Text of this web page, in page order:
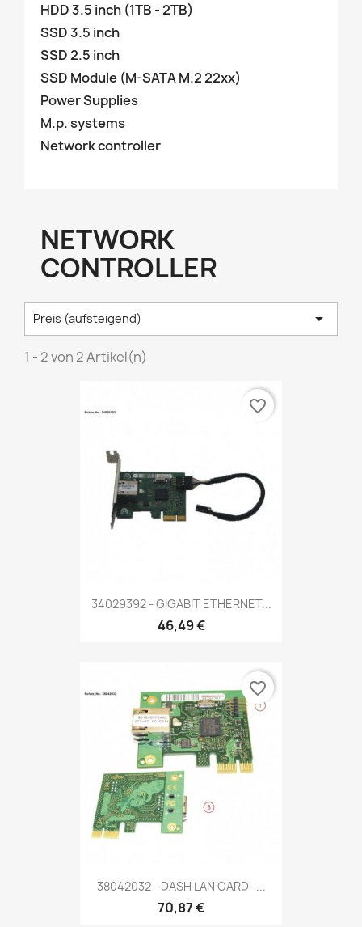
HDD 3.5 inch (1TB - 2TB)
SSD 3.5 inch
SSD 2.5 inch
SSD Module (M-SATA M.2 22xx)
Power Supplies
M.p. systems
Network controller
NETWORK
CONTROLLER
Preis (aufsteigend) 
1 - 2 von 2 Artikel(n)
34029392 - GIGABIT ETHERNET...
46,49 €
favorite_border
38042032 - DASH LAN CARD -...
70,87 €
favorite_border